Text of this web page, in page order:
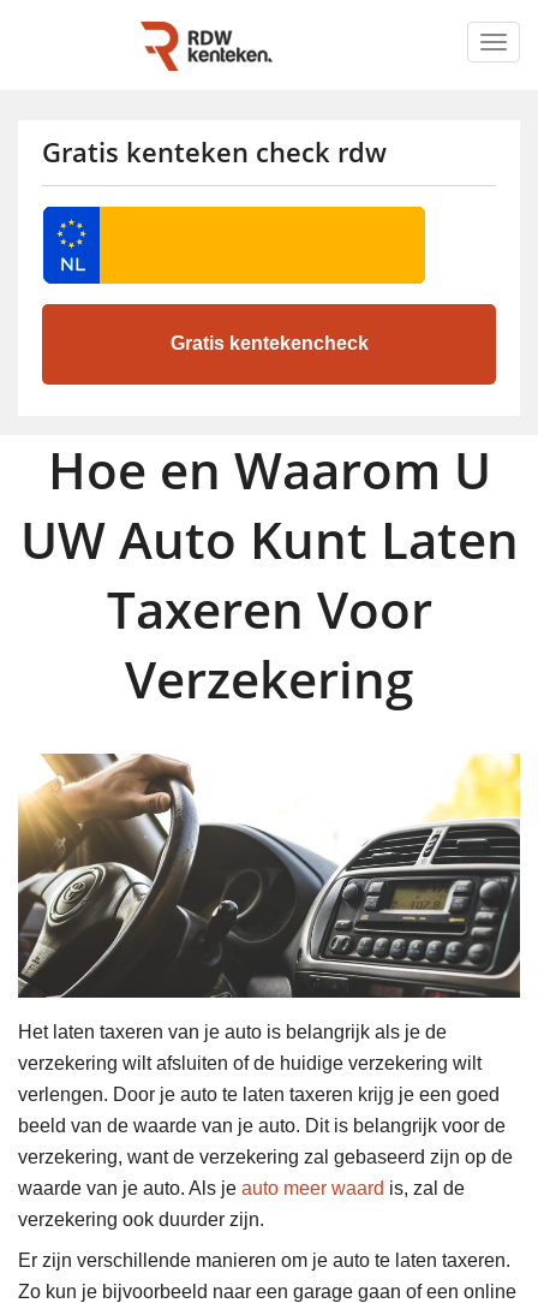
Gratis kenteken check rdw
Hoe en Waarom U
UW Auto Kunt Laten
Taxeren Voor
Verzekering
Het laten taxeren van je auto is belangrijk als je de
verzekering wilt afsluiten of de huidige verzekering wilt
verlengen. Door je auto te laten taxeren krijg je een goed
beeld van de waarde van je auto. Dit is belangrijk voor de
verzekering, want de verzekering zal gebaseerd zijn op de
waarde van je auto. Als je auto meer waard is, zal de
verzekering ook duurder zijn.
Er zijn verschillende manieren om je auto te laten taxeren.
Zo kun je bijvoorbeeld naar een garage gaan of een online